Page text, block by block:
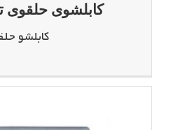
کابلشوی حلقوی
کابلشو